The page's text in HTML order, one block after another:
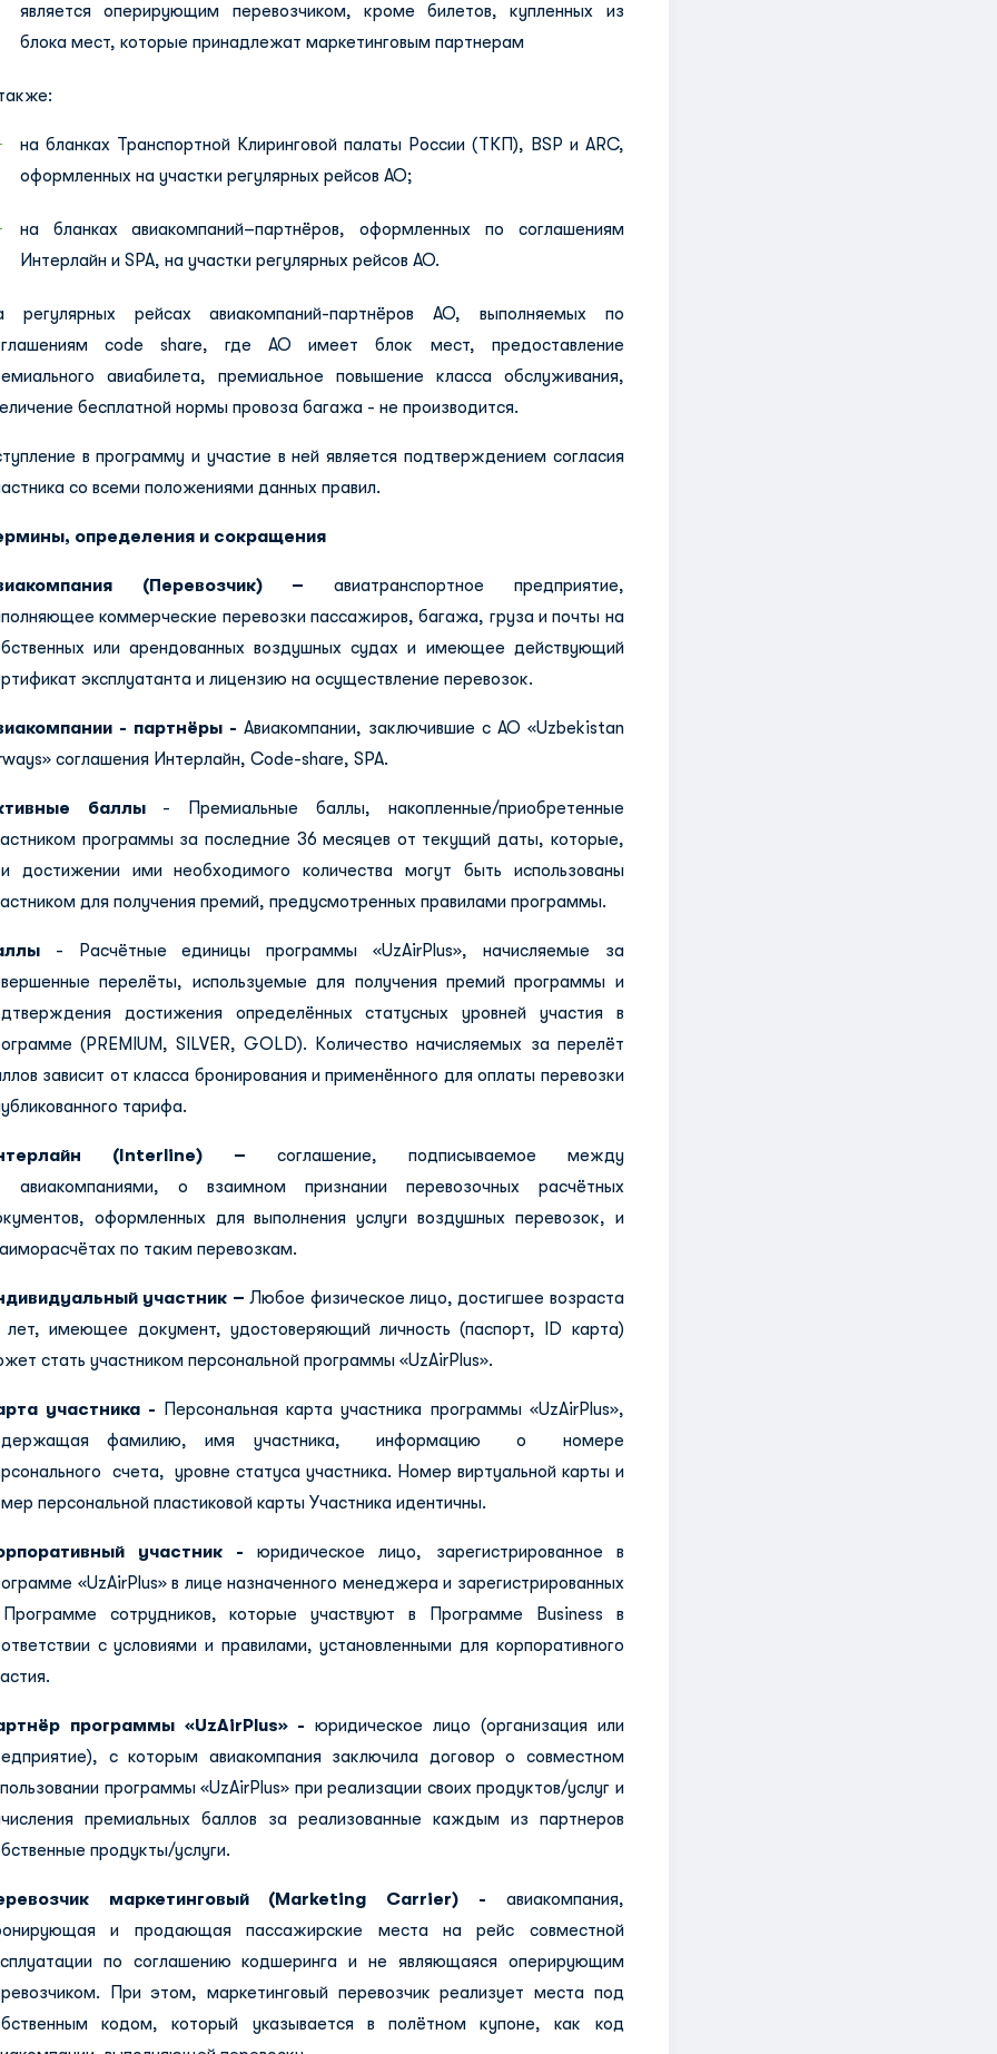
является оперирующим перевозчиком, кроме билетов, купленных из
блока мест, которые принадлежат маркетинговым партнерам
на бланках Транспортной Клиринговой палаты России (ТКП), BSP и ARC,
оформленных на участки регулярных рейсов АО;
на бланках авиакомпаний–партнёров, оформленных по соглашениям
Интерлайн и SPA, на участки регулярных рейсов АО.
регулярных рейсах авиакомпаний-партнёров АО, выполняемых по
сode share, где АО имеет блок мест, предоставление
авиабилета, премиальное повышение класса обслуживания,
бесплатной нормы провоза багажа - не производится.
в программу и участие в ней является подтверждением согласия
со всеми положениями данных правил.
определения и сокращения
(Перевозчик) – авиатранспортное предприятие,
коммерческие перевозки пассажиров, багажа, груза и почты на
или арендованных воздушных судах и имеющее действующий
эксплуатанта и лицензию на осуществление перевозок.
- партнёры - Авиакомпании, заключившие с АО «Uzbekistan
соглашения Интерлайн, Code-share, SPA.
баллы- Премиальные баллы, накопленные/приобретенные
программы за последние 36 месяцев от текущий даты, которые,
достижении ими необходимого количества могут быть использованы
для получения премий, предусмотренных правилами программы.
- Расчётные единицы программы «UzAirPlus», начисляемые за
перелёты, используемые для получения премий программы и
достижения определённых статусных уровней участия в
(PREMIUM, SILVER, GOLD). Количество начисляемых за перелёт
зависит от класса бронирования и применённого для оплаты перевозки
тарифа.
(Interline) – соглашение, подписываемое между
о взаимном признании перевозочных расчётных
оформленных для выполнения услуги воздушных перевозок, и
по таким перевозкам.
участник –Любое физическое лицо, достигшее возраста
лет, имеющее документ, удостоверяющий личность (паспорт, ID карта)
стать участником персональной программы «UzAirPlus».
участника -
Персональная карта участника программы «UzAirPlus»,
фамилию, имя участника, информацию о номере
счета, уровне статуса участника. Номер виртуальной карты и
персональной пластиковой карты Участника идентичны.
участник -юридическое лицо, зарегистрированное в
«UzAirPlus» в лице назначенного менеджера и зарегистрированных
сотрудников, которые участвуют в Программе Business в
с условиями и правилами, установленными для корпоративного
программы «UzAirPlus» -юридическое лицо (организация или
с которым авиакомпания заключила договор о совместном
программы «UzAirPlus» при реализации своих продуктов/услуг и
премиальных баллов за реализованные каждым из партнеров
продукты/услуги.
маркетинговый (Marketing Carrier) - авиакомпания,
и продающая пассажирские места на рейс совместной
по соглашению кодшеринга и не являющаяся оперирующим
При этом, маркетинговый перевозчик реализует места под
кодом, который указывается в полётном купоне, как код